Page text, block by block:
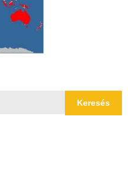
Keresés